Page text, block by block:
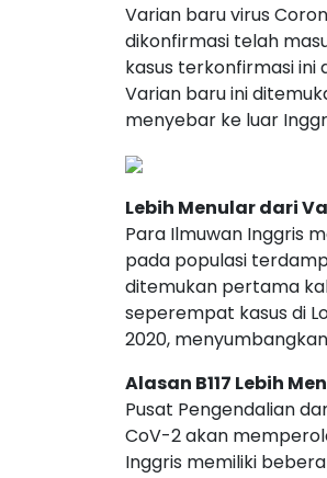
Varian baru virus
dikonfirmasi telah
kasus terkonfirmasi ini
Varian baru ini
menyebar ke luar
Lebih Menular dari
Para Ilmuwan Inggris
pada populasi
ditemukan pertama
seperempat kasus di
2020,
Alasan B117 Lebih
Pusat Pengendalian
CoV-2 akan
Inggris memiliki